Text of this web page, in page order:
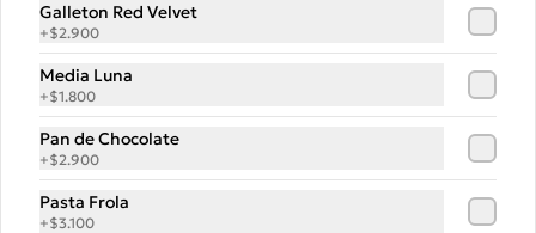
madurada, berenjenas, champis y
Galleton Red Velvet
+$2.900
Media Luna
+$1.800
Pan de Chocolate
+$2.900
Pasta Frola
+$3.100